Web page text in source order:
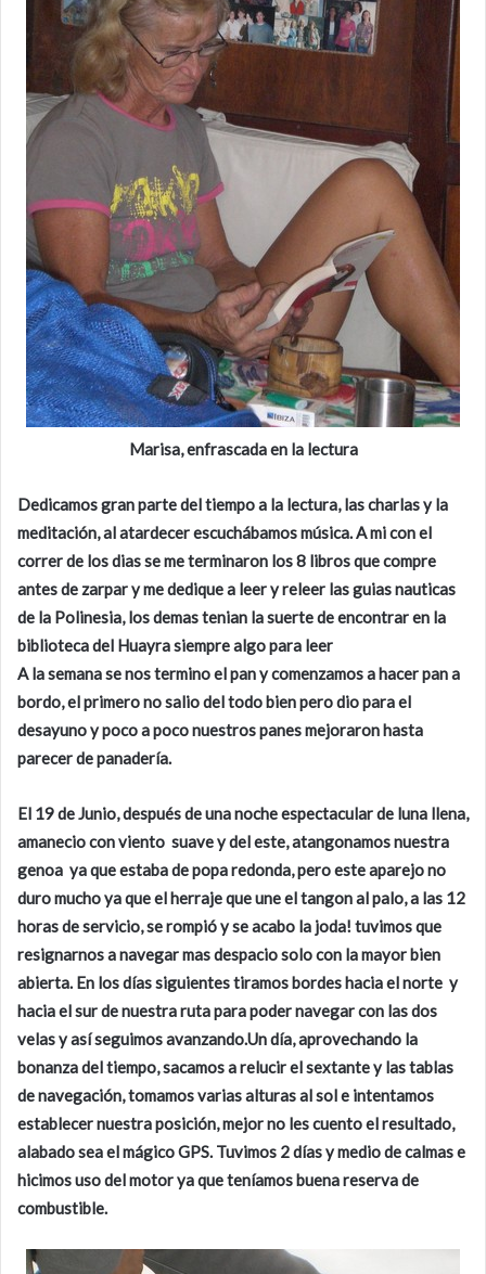
Marisa, enfrascada en la lectura
Dedicamos gran parte del tiempo a la lectura, las charlas y la
meditación, al atardecer escuchábamos música. A mi con el
correr de los dias se me terminaron los 8 libros que compre
antes de zarpar y me dedique a leer y releer las guias nauticas
de la Polinesia, los demas tenian la suerte de encontrar en la
biblioteca del Huayra siempre algo para leer
A la semana se nos termino el pan y comenzamos a hacer pan a
bordo, el primero no salio del todo bien pero dio para el
desayuno y poco a poco nuestros panes mejoraron hasta
parecer de panadería.
El 19 de Junio, después de una noche espectacular de luna llena,
amanecio con viento suave y del este, atangonamos nuestra
genoa ya que estaba de popa redonda, pero este aparejo no
duro mucho ya que el herraje que une el tangon al palo, a las 12
horas de servicio, se rompió y se acabo la joda! tuvimos que
resignarnos a navegar mas despacio solo con la mayor bien
abierta. En los días siguientes tiramos bordes hacia el norte y
hacia el sur de nuestra ruta para poder navegar con las dos
velas y así seguimos avanzando.Un día, aprovechando la
bonanza del tiempo, sacamos a relucir el sextante y las tablas
de navegación, tomamos varias alturas al sol e intentamos
establecer nuestra posición, mejor no les cuento el resultado,
alabado sea el mágico GPS. Tuvimos 2 días y medio de calmas e
hicimos uso del motor ya que teníamos buena reserva de
combustible.